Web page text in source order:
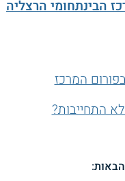
הבינתחומי הרצליה
המרכז
התחייבות?